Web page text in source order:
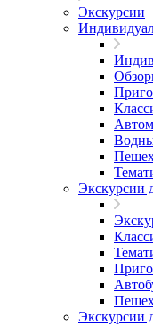
Экскурсии
Экскурсии
Экскурсии